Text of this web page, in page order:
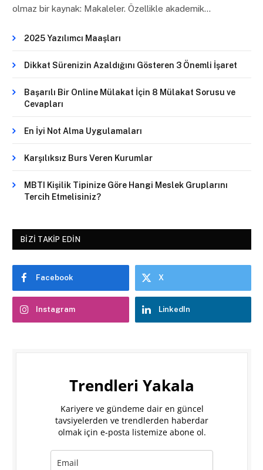
olmaz bir kaynak: Makaleler. Özellikle akademik…
2025 Yazılımcı Maaşları
Dikkat Sürenizin Azaldığını Gösteren 3 Önemli İşaret
Başarılı Bir Online Mülakat İçin 8 Mülakat Sorusu ve
Cevapları
En İyi Not Alma Uygulamaları
Karşılıksız Burs Veren Kurumlar
MBTI Kişilik Tipinize Göre Hangi Meslek Gruplarını
Tercih Etmelisiniz?
BIZI TAKIP EDIN
Facebook X
Instagram LinkedIn
Trendleri Yakala
Kariyere ve gündeme dair en güncel
tavsiyelerden ve trendlerden haberdar
olmak için e-posta listemize abone ol.